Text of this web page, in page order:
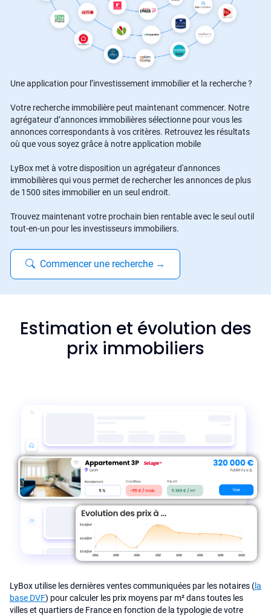
Une application pour l’investissement immobilier et la recherche ?
Votre recherche immobilière peut maintenant commencer. Notre
agrégateur d’annonces immobilières sélectionne pour vous les
annonces correspondants à vos critères. Retrouvez les résultats
où que vous soyez grâce à notre application mobile
LyBox met à votre disposition un agrégateur d'annonces
immobilières qui vous permet de rechercher les annonces de plus
de 1500 sites immobilier en un seul endroit.
Trouvez maintenant votre prochain bien rentable avec le seul outil
tout-en-un pour les investisseurs immobiliers.
Commencer une recherche →
Estimation et évolution des
prix immobiliers
LyBox utilise les dernières ventes communiquées par les notaires (la
base DVF) pour calculer les prix moyens par m² dans toutes les
villes et quartiers de France en fonction de la typologie de votre